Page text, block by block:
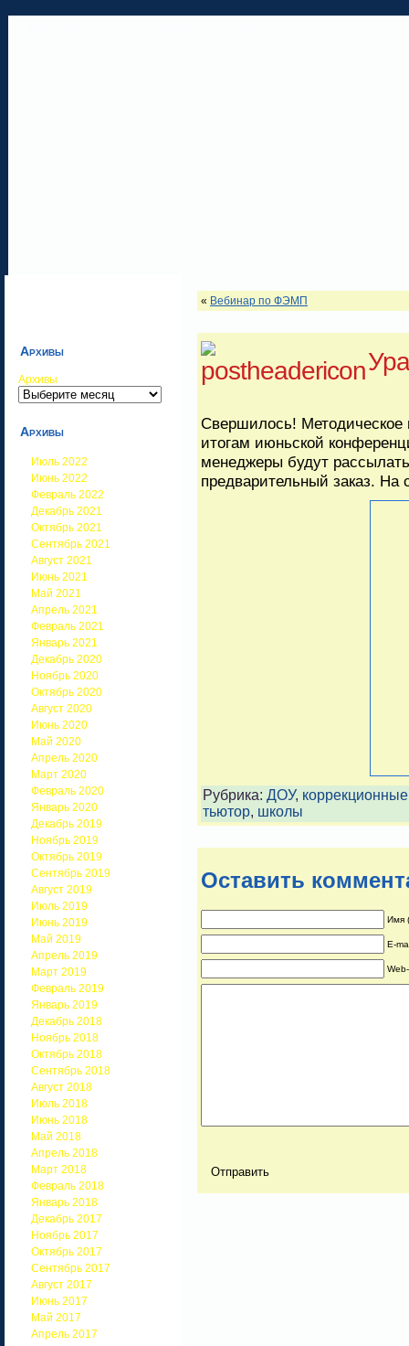
Архивы
Архивы
Архивы
Июль 2022
Июнь 2022
Февраль 2022
Декабрь 2021
Октябрь 2021
Сентябрь 2021
Август 2021
Июнь 2021
Май 2021
Апрель 2021
Февраль 2021
Январь 2021
Декабрь 2020
Ноябрь 2020
Октябрь 2020
Август 2020
Июнь 2020
Май 2020
Апрель 2020
Март 2020
Февраль 2020
Январь 2020
Декабрь 2019
Ноябрь 2019
Октябрь 2019
Сентябрь 2019
Август 2019
Июль 2019
Июнь 2019
Май 2019
Апрель 2019
Март 2019
Февраль 2019
Январь 2019
Декабрь 2018
Ноябрь 2018
Октябрь 2018
Сентябрь 2018
Август 2018
Июль 2018
Июнь 2018
Май 2018
Апрель 2018
Март 2018
Февраль 2018
Январь 2018
Декабрь 2017
Ноябрь 2017
Октябрь 2017
Сентябрь 2017
Август 2017
Июнь 2017
Май 2017
Апрель 2017
« Вебинар по ФЭМП
Свершилось! Методическое
итогам июньской
менеджеры будут
предварительный заказ. На
Рубрика: ДОУ,
тьютор, школы
Оставить
Имя
E-